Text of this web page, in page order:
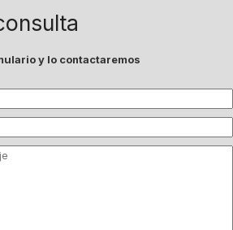
y lo contactaremos